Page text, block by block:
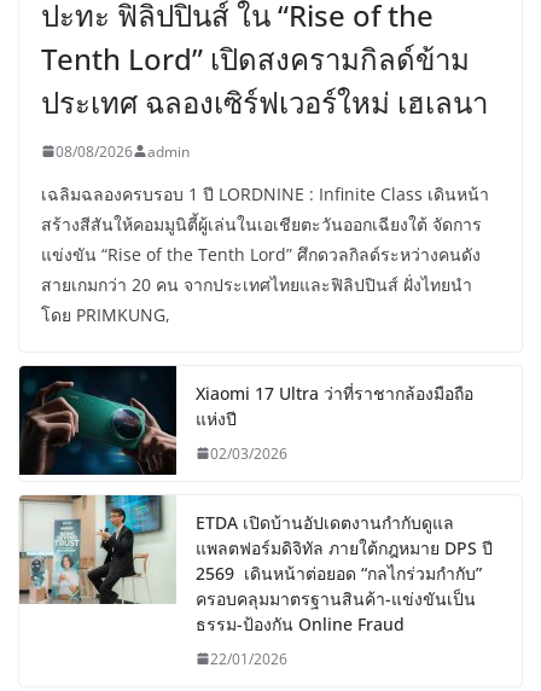
ปะทะ ฟิลิปปินส์ ใน “Rise of the
Tenth Lord” เปิดสงครามกิลด์ข้าม
ประเทศ ฉลองเซิร์ฟเวอร์ใหม่ เฮเลนา
08/08/2026 admin
เฉลิมฉลองครบรอบ 1 ปี LORDNINE : Infinite Class เดินหน้า
สร้างสีสันให้คอมมูนิตี้ผู้เล่นในเอเชียตะวันออกเฉียงใต้ จัดการ
แข่งขัน “Rise of the Tenth Lord” ศึกดวลกิลด์ระหว่างคนดัง
สายเกมกว่า 20 คน จากประเทศไทยและฟิลิปปินส์ ฝั่งไทยนำ
โดย PRIMKUNG,
Xiaomi 17 Ultra ว่าที่ราชากล้องมือถือ
แห่งปี
02/03/2026
ETDA เปิดบ้านอัปเดตงานกำกับดูแล
แพลตฟอร์มดิจิทัล ภายใต้กฎหมาย DPS ปี
2569 เดินหน้าต่อยอด “กลไกร่วมกำกับ”
ครอบคลุมมาตรฐานสินค้า-แข่งขันเป็น
ธรรม-ป้องกัน Online Fraud
22/01/2026